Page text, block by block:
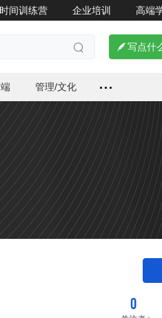
间训练营 企业培训 高端
  写点什
管理/文化
0